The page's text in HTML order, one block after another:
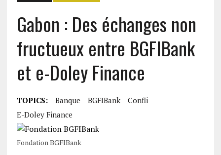
Gabon : Des échanges non
fructueux entre BGFIBank
et e-Doley Finance
TOPICS: Banque BGFIBank
Confli
E-Doley Finance
Fondation BGFIBank